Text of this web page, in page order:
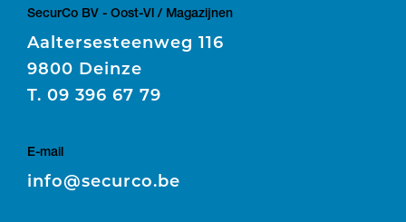
SecurCo BV - Oost-Vl / Magazijnen
Aaltersesteenweg 116
9800 Deinze
T. 09 396 67 79
E-mail
E
info@securco.be